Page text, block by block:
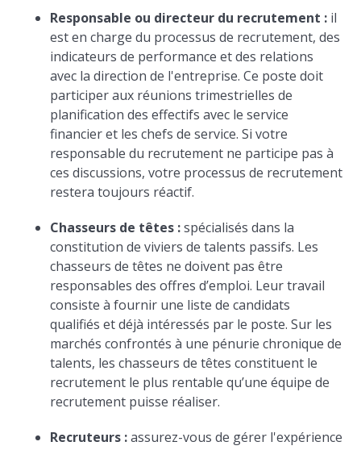
Responsable ou directeur du recrutement : il
est en charge du processus de recrutement, des
indicateurs de performance et des relations
avec la direction de l'entreprise. Ce poste doit
participer aux réunions trimestrielles de
planification des effectifs avec le service
financier et les chefs de service. Si votre
responsable du recrutement ne participe pas à
ces discussions, votre processus de recrutement
restera toujours réactif.
Chasseurs de têtes :spécialisés dans la
constitution de viviers de talents passifs. Les
chasseurs de têtes ne doivent pas être
responsables des offres d’emploi. Leur travail
consiste à fournir une liste de candidats
qualifiés et déjà intéressés par le poste. Sur les
marchés confrontés à une pénurie chronique de
talents, les chasseurs de têtes constituent le
recrutement le plus rentable qu’une équipe de
recrutement puisse réaliser.
Recruteurs :assurez-vous de gérer l'expérience